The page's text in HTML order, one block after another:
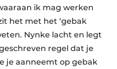
ik mag werken
het met het ‘gebak
Nynke lacht en legt
regel dat je
je aanneemt op gebak